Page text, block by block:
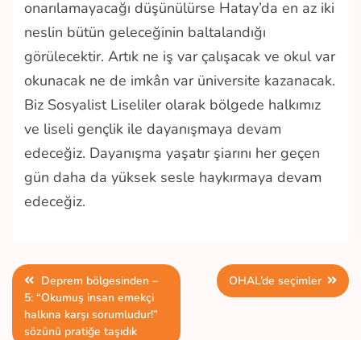
onarılamayacağı düşünülürse Hatay’da en az iki
neslin bütün geleceğinin baltalandığı
görülecektir. Artık ne iş var çalışacak ve okul var
okunacak ne de imkân var üniversite kazanacak.
Biz Sosyalist Liseliler olarak bölgede halkımız
ve liseli gençlik ile dayanışmaya devam
edeceğiz. Dayanışma yaşatır şiarını her geçen
gün daha da yüksek sesle haykırmaya devam
edeceğiz.
Yazı
gezinmesi
Deprem bölgesinden –
5: “Okumuş insan emekçi
halkına karşı sorumludur!”
sözünü pratiğe taşıdık
OHAL’de seçimler